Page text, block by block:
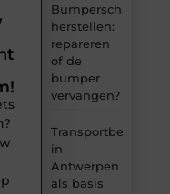
Bumperschade
herstellen:
repareren
of de
bumper
vervangen?
Transportbedrijf
in
Antwerpen
als basis